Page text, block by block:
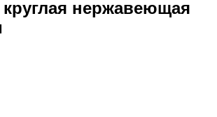
нержавеющая